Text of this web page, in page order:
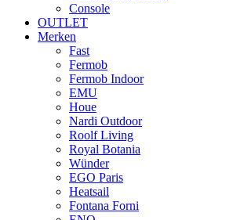
Console
OUTLET
Merken
Fast
Fermob
Fermob Indoor
EMU
Houe
Nardi Outdoor
Roolf Living
Royal Botania
Wünder
EGO Paris
Heatsail
Fontana Forni